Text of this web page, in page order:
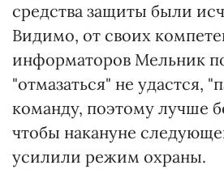
средства защиты были
Видимо, от своих
информаторов Мельник
"отмазаться" не удастся,
команду, поэтому лучше
чтобы накануне
усилили режим охраны.